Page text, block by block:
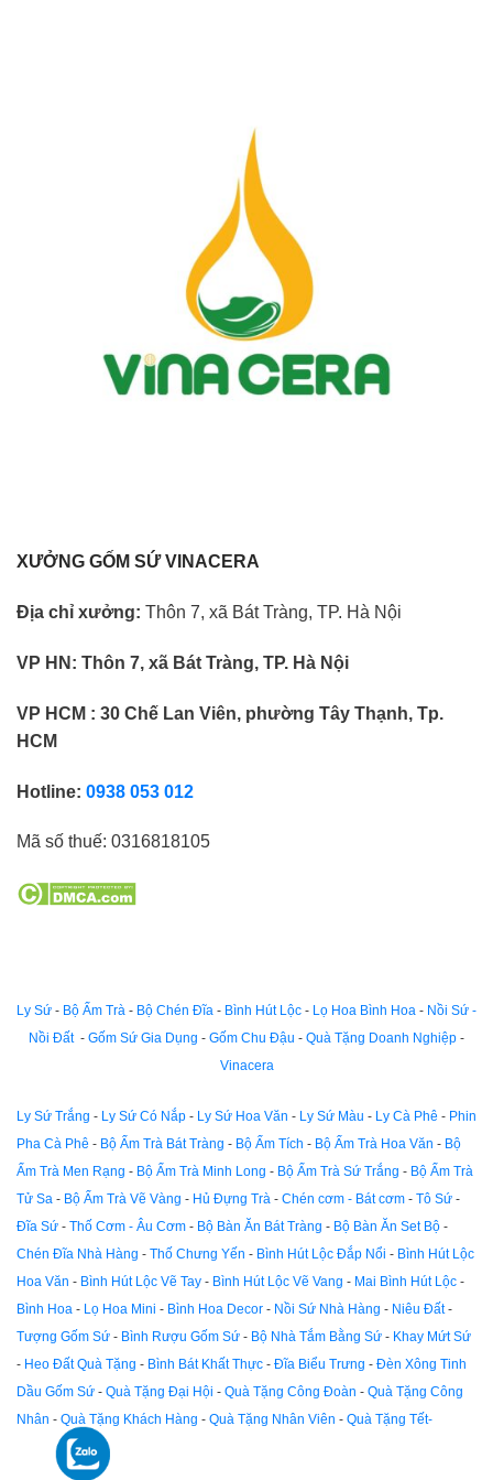
XƯỞNG GỐM SỨ VINACERA
Địa chỉ xưởng: Thôn 7, xã Bát Tràng, TP. Hà Nội
VP HN: Thôn 7, xã Bát Tràng, TP. Hà Nội
VP HCM : 30 Chế Lan Viên, phường Tây Thạnh, Tp.
HCM
Hotline: 0938 053 012
Mã số thuế: 0316818105
Ly Sứ - Bộ Ấm Trà - Bộ Chén Đĩa - Bình Hút Lộc - Lọ Hoa Bình Hoa - Nồi Sứ -
Nồi Đất - Gốm Sứ Gia Dụng - Gốm Chu Đậu - Quà Tặng Doanh Nghiệp -
Vinacera
Ly Sứ Trắng - Ly Sứ Có Nắp - Ly Sứ Hoa Văn - Ly Sứ Màu - Ly Cà Phê - Phin
Pha Cà Phê - Bộ Ấm Trà Bát Tràng - Bộ Ấm Tích - Bộ Ấm Trà Hoa Văn - Bộ
Ấm Trà Men Rạng - Bộ Ấm Trà Minh Long - Bộ Ấm Trà Sứ Trắng - Bộ Ấm Trà
Tử Sa - Bộ Ấm Trà Vẽ Vàng - Hủ Đựng Trà - Chén cơm - Bát cơm - Tô Sứ -
Đĩa Sứ - Thố Cơm - Âu Cơm - Bộ Bàn Ăn Bát Tràng - Bộ Bàn Ăn Set Bộ -
Chén Đĩa Nhà Hàng - Thố Chưng Yến - Bình Hút Lộc Đắp Nổi - Bình Hút Lộc
Hoa Văn - Bình Hút Lộc Vẽ Tay - Bình Hút Lộc Vẽ Vang - Mai Bình Hút Lộc -
Bình Hoa - Lọ Hoa Mini - Bình Hoa Decor - Nồi Sứ Nhà Hàng - Niêu Đất-
Tượng Gốm Sứ - Bình Rượu Gốm Sứ - Bộ Nhà Tắm Bằng Sứ - Khay Mứt Sứ
- Heo Đất Quà Tặng - Bình Bát Khất Thực - Đĩa Biểu Trưng - Đèn Xông Tinh
Dầu Gốm Sứ - Quà Tặng Đại Hội - Quà Tặng Công Đoàn - Quà Tặng Công
Nhân - Quà Tặng Khách Hàng - Quà Tặng Nhân Viên - Quà Tặng Tết-